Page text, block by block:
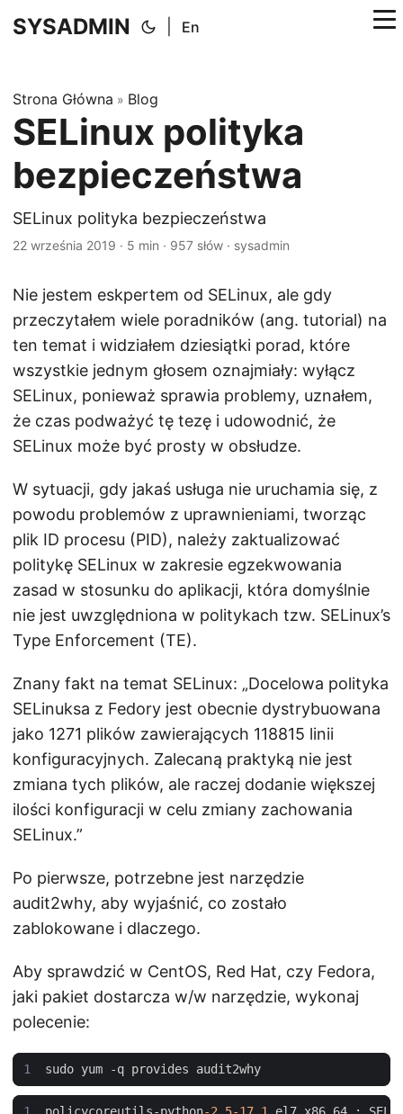
SYSADMIN En
Strona Główna » Blog
SELinux polityka
bezpieczeństwa
SELinux polityka bezpieczeństwa
22 września 2019 · 5 min · 957 słów · sysadmin
Nie jestem eskpertem od SELinux, ale gdy
przeczytałem wiele poradników (ang. tutorial) na
ten temat i widziałem dziesiątki porad, które
wszystkie jednym głosem oznajmiały: wyłącz
SELinux, ponieważ sprawia problemy, uznałem,
że czas podważyć tę tezę i udowodnić, że
SELinux może być prosty w obsłudze.
W sytuacji, gdy jakaś usługa nie uruchamia się, z
powodu problemów z uprawnieniami, tworząc
plik ID procesu (PID), należy zaktualizować
politykę SELinux w zakresie egzekwowania
zasad w stosunku do aplikacji, która domyślnie
nie jest uwzględniona w politykach tzw. SELinux’s
Type Enforcement (TE).
Znany fakt na temat SELinux: „Docelowa polityka
SELinuksa z Fedory jest obecnie dystrybuowana
jako 1271 plików zawierających 118815 linii
konfiguracyjnych. Zalecaną praktyką nie jest
zmiana tych plików, ale raczej dodanie większej
ilości konfiguracji w celu zmiany zachowania
SELinux.”
Po pierwsze, potrzebne jest narzędzie
audit2why, aby wyjaśnić, co zostało
zablokowane i dlaczego.
Aby sprawdzić w CentOS, Red Hat, czy Fedora,
jaki pakiet dostarcza w/w narzędzie, wykonaj
polecenie: